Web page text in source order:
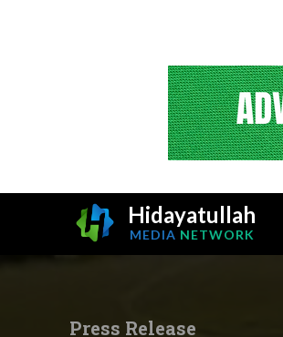
Hidayatullah
MEDIA NETWORK
Press Release